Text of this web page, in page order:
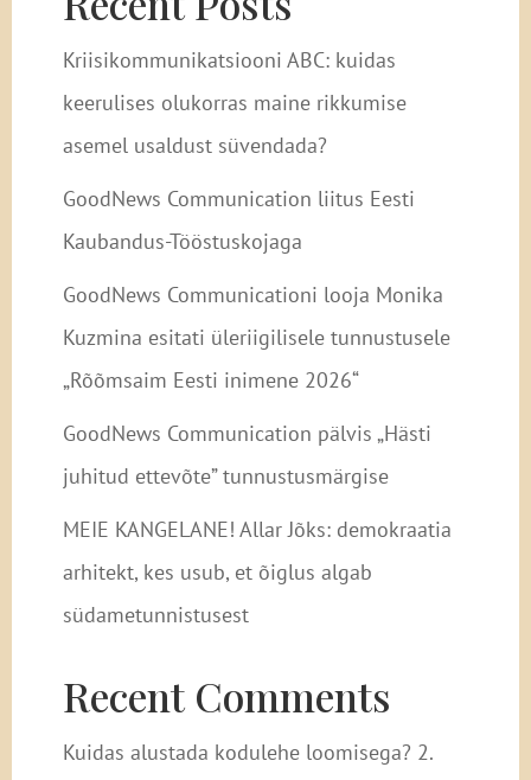
Kriisikommunikatsiooni ABC: kuidas
keerulises olukorras maine rikkumise
asemel usaldust süvendada?
GoodNews Communication liitus Eesti
Kaubandus-Tööstuskojaga
GoodNews Communicationi looja Monika
Kuzmina esitati üleriigilisele tunnustusele
„Rõõmsaim Eesti inimene 2026“
GoodNews Communication pälvis „Hästi
juhitud ettevõte” tunnustusmärgise
MEIE KANGELANE! Allar Jõks: demokraatia
arhitekt, kes usub, et õiglus algab
südametunnistusest
Recent Comments
Kuidas alustada kodulehe loomisega? 2.